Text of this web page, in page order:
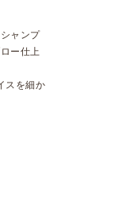
ャンプ
ー仕上
スを細か